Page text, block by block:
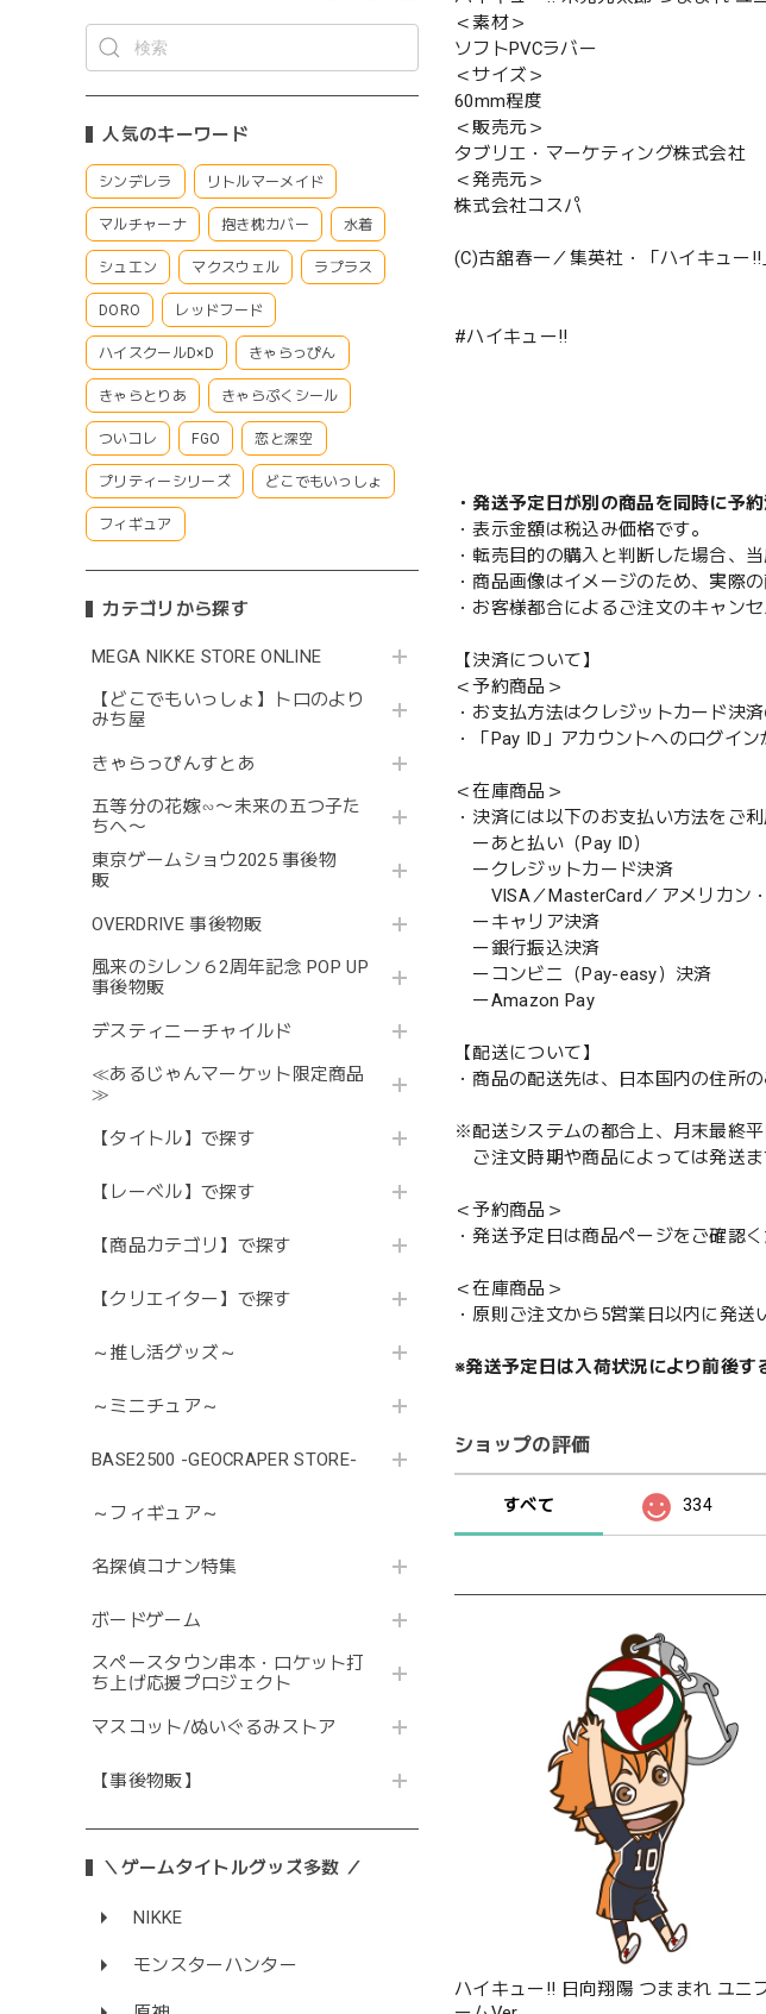
人気のキーワード
シンデレラ リトルマーメイド
マルチャーナ 抱き枕カバー 水着
シュエン マクスウェル ラプラス
DORO レッドフード
ハイスクールD×D きゃらっぴん
きゃらとりあ きゃらぷくシール
ついコレ FGO 恋と深空
プリティーシリーズ どこでもいっしょ
フィギュア
カテゴリから探す
MEGA NIKKE STORE ONLINE
【どこでもいっしょ】トロのより
みち屋
きゃらっぴんすとあ
五等分の花嫁∽〜未来の五つ子た
ちへ〜
東京ゲームショウ2025 事後物
販
OVERDRIVE 事後物販
風来のシレン６2周年記念 POP UP
事後物販
デスティニーチャイルド
≪あるじゃんマーケット限定商品
≫
【タイトル】で探す
【レーベル】で探す
【商品カテゴリ】で探す
【クリエイター】で探す
～推し活グッズ～
～ミニチュア～
BASE2500 -GEOCRAPER STORE-
～フィギュア～
名探偵コナン特集
ボードゲーム
スペースタウン串本・ロケット打
ち上げ応援プロジェクト
マスコット/ぬいぐるみストア
【事後物販】
＼ゲームタイトルグッズ多数 ／
NIKKE
モンスターハンター
＜素材＞
ソフトPVCラバー
＜サイズ＞
60mm程度
＜販売元＞
タブリエ・マーケティング株式会社
＜発売元＞
株式会社コスパ
(C)古舘春一／集英社・「ハイキュー
#ハイキュー!!
・発送予定日が別の商品を同時に予
・表示金額は税込み価格です。
・転売目的の購入と判断した場合、
・商品画像はイメージのため、実際
・お客様都合によるご注文のキャン
【決済について】
＜予約商品＞
・お支払方法はクレジットカード決済
・「Pay ID」アカウントへのログイン
＜在庫商品＞
・決済には以下のお支払い方法をご利
ーあと払い（Pay ID）
ークレジットカード決済
VISA／MasterCard／アメリカン・
ーキャリア決済
ー銀行振込決済
ーコンビニ（Pay-easy）決済
ーAmazon Pay
【配送について】
・商品の配送先は、日本国内の住所
※配送システムの都合上、月末最終
ご注文時期や商品によっては発送ま
＜予約商品＞
・発送予定日は商品ページをご確認く
＜在庫商品＞
・原則ご注文から5営業日以内に発送
※発送予定日は入荷状況により前後す
ショップの評価
すべて 334
ハイキュー!! 日向翔陽 つままれ ユニ